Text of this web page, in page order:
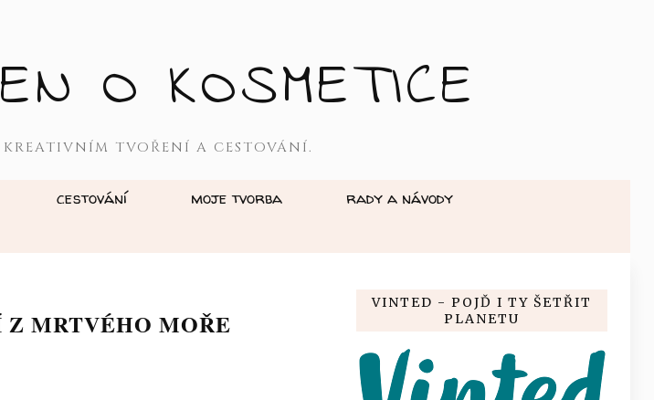
O KOSMETICE
TVOŘENÍ A CESTOVÁNÍ.
cestování moje tvorba
rady a návody
MRTVÉHO MOŘE
VINTED - POJĎ I TY ŠETŘIT
PLANETU